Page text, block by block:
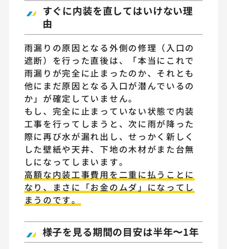
すぐに内装を直してはいけない理
由
雨漏りの原因となる外側の修理（入口の
遮断）を行った直後は、「本当にこれで
雨漏りが完全に止まったのか、それとも
他にまだ原因となる入口が潜んでいるの
か」が確定していません。
もし、完全に止まっていない状態で内装
工事を行ってしまうと、次に雨が降った
際に再び水が漏れ出し、せっかく新しく
した壁紙や天井、下地の木材がまた台無
しになってしまいます。
高額な内装工事費用を二重に払うことに
なり、まさに「お金のムダ」になってし
まうのです。
様子を見る期間の目安は半年〜1年